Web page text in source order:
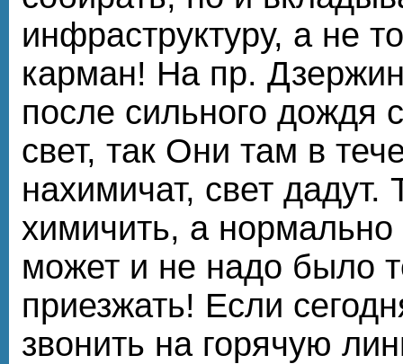
инфраструктуру, а не
карман! На пр.
после сильного дождя
свет, так Они там в
нахимичат, свет
химичить, а нормально
может и не надо было
приезжать! Если
звонить на горячую